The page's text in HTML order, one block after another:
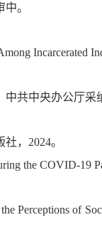
。
Incarcerated
共中央办公厅采
，2024。
the COVID-19
Perceptions of